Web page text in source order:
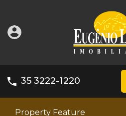
35 3222-1220
Property Feature